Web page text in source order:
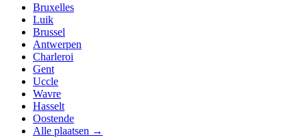
Bruxelles
Luik
Brussel
Antwerpen
Charleroi
Gent
Uccle
Wavre
Hasselt
Oostende
Alle plaatsen →